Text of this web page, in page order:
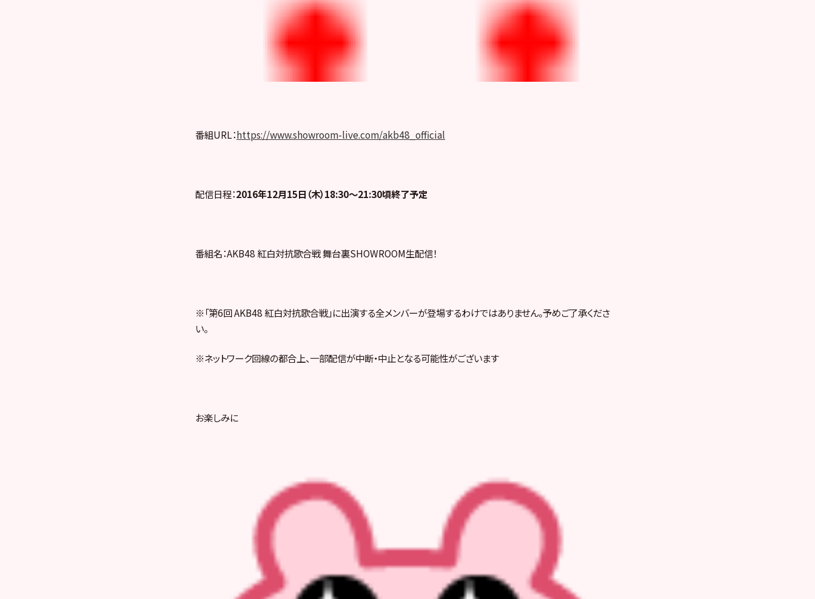
番組URL：https://www.showroom-live.com/akb48_official
配信日程：2016年12月15日（木）18:30〜21:30頃終了予定
番組名：AKB48 紅白対抗歌合戦 舞台裏SHOWROOM生配信！
※「第6回 AKB48 紅白対抗歌合戦」に出演する全メンバーが登場するわけではありません。予めご了承くださ
い。
※ネットワーク回線の都合上、一部配信が中断・中止となる可能性がございます
お楽しみに